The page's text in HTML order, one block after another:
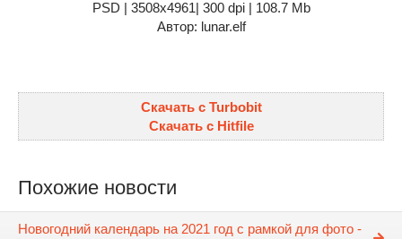
PSD | 3508x4961| 300 dpi | 108.7 Mb
Автор: lunar.elf
Скачать с Turbobit
Скачать с Hitfile
Похожие новости
Новогодний календарь на 2021 год с рамкой для фото -